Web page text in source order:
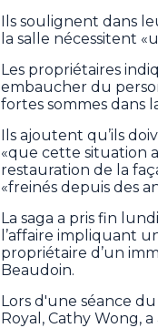
Ils soulignent dans
la salle nécessitent
Les propriétaires
embaucher du
fortes sommes dans
Ils ajoutent qu’ils
«que cette situation a
restauration de la
«freinés depuis des
La saga a pris fin
l’affaire impliquant
propriétaire d’un
Beaudoin.
Lors d'une séance
Royal, Cathy Wong,